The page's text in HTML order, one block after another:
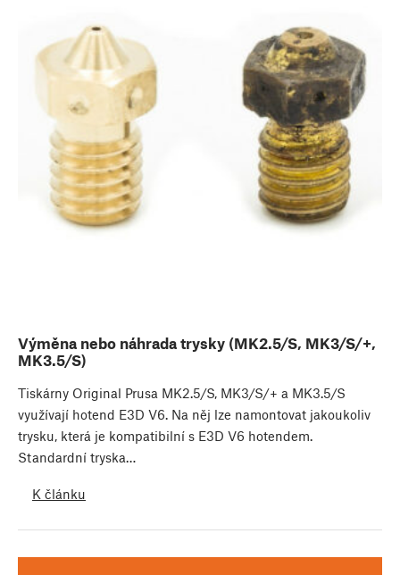
Výměna nebo náhrada trysky (MK2.5/S, MK3/S/+,
MK3.5/S)
Tiskárny Original Prusa MK2.5/S, MK3/S/+ a MK3.5/S
využívají hotend E3D V6. Na něj lze namontovat jakoukoliv
trysku, která je kompatibilní s E3D V6 hotendem.
Standardní tryska…
K článku